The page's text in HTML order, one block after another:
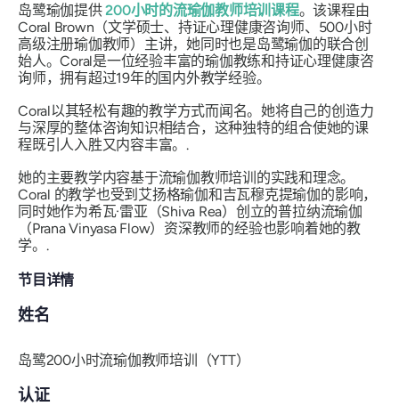
岛鹭瑜伽提供200小时的流瑜伽教师培训课程。该课程由
Coral Brown（文学硕士、持证心理健康咨询师、500小时
高级注册瑜伽教师）主讲，她同时也是岛鹭瑜伽的联合创
始人。Coral是一位经验丰富的瑜伽教练和持证心理健康咨
询师，拥有超过19年的国内外教学经验。
Coral以其轻松有趣的教学方式而闻名。她将自己的创造力
与深厚的整体咨询知识相结合，这种独特的组合使她的课
程既引人入胜又内容丰富。.
她的主要教学内容基于流瑜伽教师培训的实践和理念。
Coral 的教学也受到艾扬格瑜伽和吉瓦穆克提瑜伽的影响，
同时她作为希瓦·雷亚（Shiva Rea）创立的普拉纳流瑜伽
（Prana Vinyasa Flow）资深教师的经验也影响着她的教
学。.
节目详情
姓名
岛鹭200小时流瑜伽教师培训（YTT）
认证